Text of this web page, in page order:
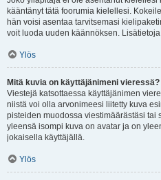
kääntänyt tätä foorumia kielellesi.
hän voisi asentaa tarvitsemasi
voit luoda uuden käännöksen.
Ylös
Mitä kuvia on käyttäjänimeni vieressä?
Viestejä katsottaessa käyttäjänimen
niistä voi olla arvonimeesi liitetty kuva
pisteiden muodossa viestimäärästäsi tai
yleensä isompi kuva on avatar ja on
jokaisella käyttäjällä.
Ylös